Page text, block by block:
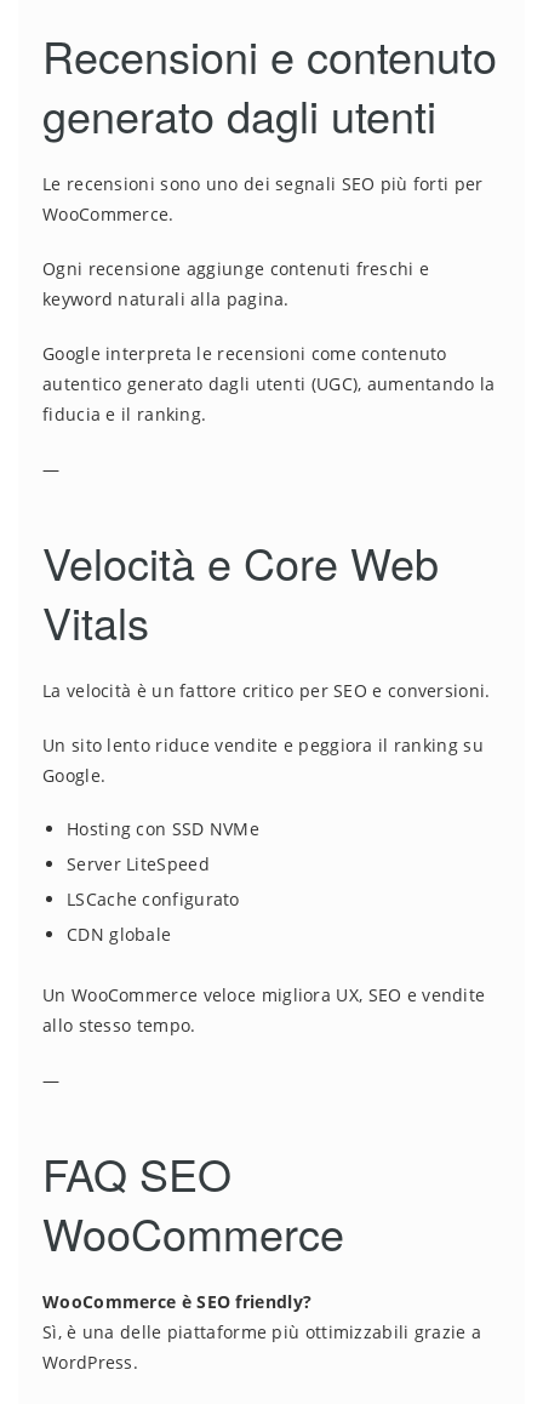
Recensioni e contenuto
generato dagli utenti
Le recensioni sono uno dei segnali SEO più forti per
WooCommerce.
Ogni recensione aggiunge contenuti freschi e
keyword naturali alla pagina.
Google interpreta le recensioni come contenuto
autentico generato dagli utenti (UGC), aumentando la
fiducia e il ranking.
—
Velocità e Core Web
Vitals
La velocità è un fattore critico per SEO e conversioni.
Un sito lento riduce vendite e peggiora il ranking su
Google.
Hosting con SSD NVMe
Server LiteSpeed
LSCache configurato
CDN globale
Un WooCommerce veloce migliora UX, SEO e vendite
allo stesso tempo.
—
FAQ SEO
WooCommerce
WooCommerce è SEO friendly?
Sì, è una delle piattaforme più ottimizzabili grazie a
WordPress.